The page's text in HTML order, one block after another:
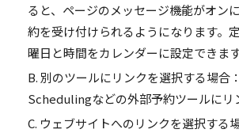
ると、ページのメッセージ機能がオン
約を受け付けられるようになります。
曜日と時間をカレンダーに設定できます
B. 別のツールにリンクを選択する場合
Schedulingなどの外部予約ツールにリ
C. ウェブサイトへのリンクを選択する